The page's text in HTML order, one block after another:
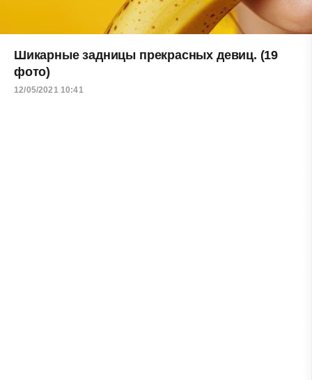
Шикарные задницы прекрасных девиц. (19
фото)
12/05/2021 10:41